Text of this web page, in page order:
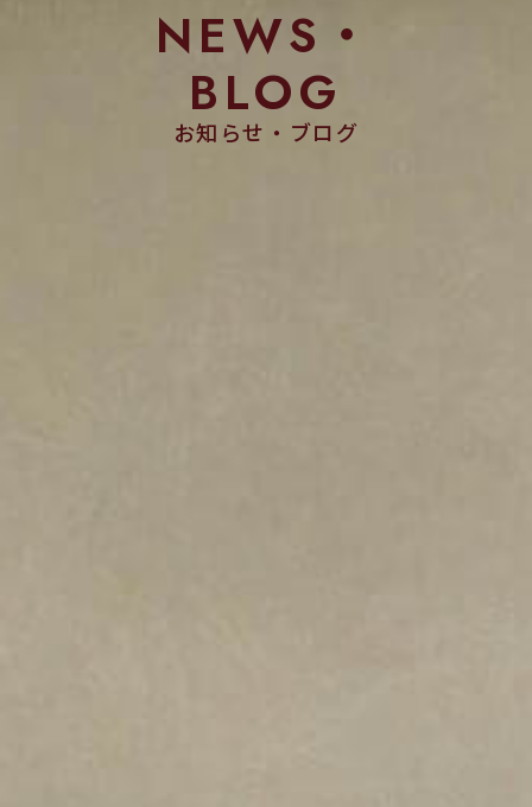
NEWS・
BLOG
お知らせ・ブログ